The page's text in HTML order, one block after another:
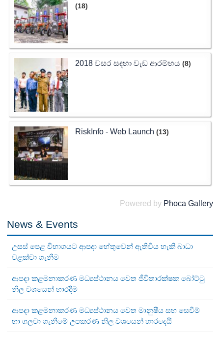
(18)
2018 වසර සඳහා වැඩ ආරම්භය (8)
RiskInfo - Web Launch (13)
Powered by Phoca Gallery
News & Events
උසස් පෙළ විභාගයට ආපදා හේතුවෙන් ඇතිවිය හැකි බාධා
වළක්වා ගැනීම
ආපදා කළමනාකරණ මධ්‍යස්ථානය වෙත ජීවිතාරක්ෂක බෝට්ටු
නිල වශයෙන් භාරදීම
ආපදා කළමනාකරණ මධ්‍යස්ථානය වෙත මානුෂීය සහ සෙවීම්
හා ගලවා ගැනීමේ උපකරණ නිල වශයෙන් භාරදෙයි